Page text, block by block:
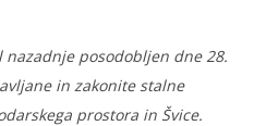
posodobljen dne 28.
in zakonite stalne
prostora in Švice.